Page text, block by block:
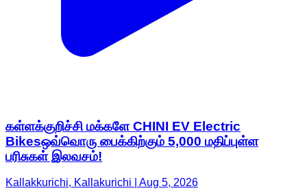
கள்ளக்குறிச்சி மக்களே CHINI EV Electric
Bikesஒவ்வொரு பைக்கிற்கும் 5,000 மதிப்புள்ள
பரிசுகள் இலவசம்!
Kallakkurichi, Kallakurichi | Aug 5, 2026